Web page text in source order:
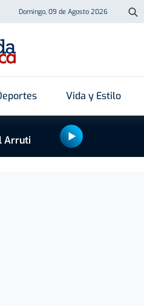
Domingo, 09 de Agosto 2026
Vida y Estilo
Arruti